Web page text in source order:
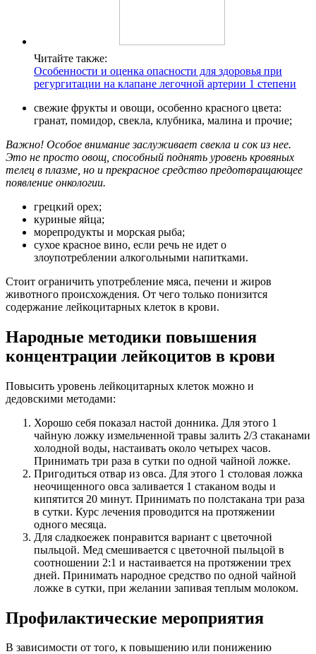
Читайте также:
Особенности и оценка опасности для здоровья при
регургитации на клапане легочной артерии 1 степени
свежие фрукты и овощи, особенно красного цвета:
гранат, помидор, свекла, клубника, малина и прочие;
Важно! Особое внимание заслуживает свекла и сок из нее.
Это не просто овощ, способный поднять уровень кровяных
телец в плазме, но и прекрасное средство предотвращающее
появление онкологии.
грецкий орех;
куриные яйца;
морепродукты и морская рыба;
сухое красное вино, если речь не идет о
злоупотреблении алкогольными напитками.
Стоит ограничить употребление мяса, печени и жиров
животного происхождения. От чего только понизится
содержание лейкоцитарных клеток в крови.
Народные методики повышения
концентрации лейкоцитов в крови
Повысить уровень лейкоцитарных клеток можно и
дедовскими методами:
Хорошо себя показал настой донника. Для этого 1
чайную ложку измельченной травы залить 2/3 стаканами
холодной воды, настаивать около четырех часов.
Принимать три раза в сутки по одной чайной ложке.
Пригодиться отвар из овса. Для этого 1 столовая ложка
неочищенного овса заливается 1 стаканом воды и
кипятится 20 минут. Принимать по полстакана три раза
в сутки. Курс лечения проводится на протяжении
одного месяца.
Для сладкоежек понравится вариант с цветочной
пыльцой. Мед смешивается с цветочной пыльцой в
соотношении 2:1 и настаивается на протяжении трех
дней. Принимать народное средство по одной чайной
ложке в сутки, при желании запивая теплым молоком.
Профилактические мероприятия
В зависимости от того, к повышению или понижению